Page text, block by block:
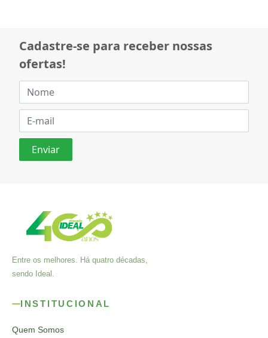
Cadastre-se para receber nossas
ofertas!
Entre os melhores. Há quatro décadas,
sendo Ideal.
INSTITUCIONAL
Quem Somos